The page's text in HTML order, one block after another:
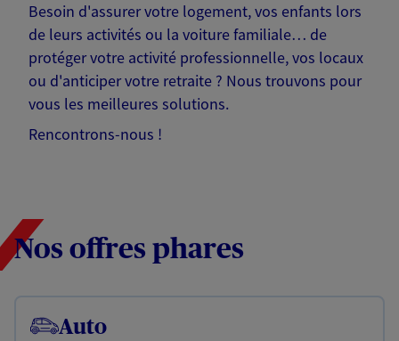
Besoin d'assurer votre logement, vos enfants lors
de leurs activités ou la voiture familiale… de
protéger votre activité professionnelle, vos locaux
ou d'anticiper votre retraite ? Nous trouvons pour
vous les meilleures solutions.
Rencontrons-nous !
Nos offres phares
Auto